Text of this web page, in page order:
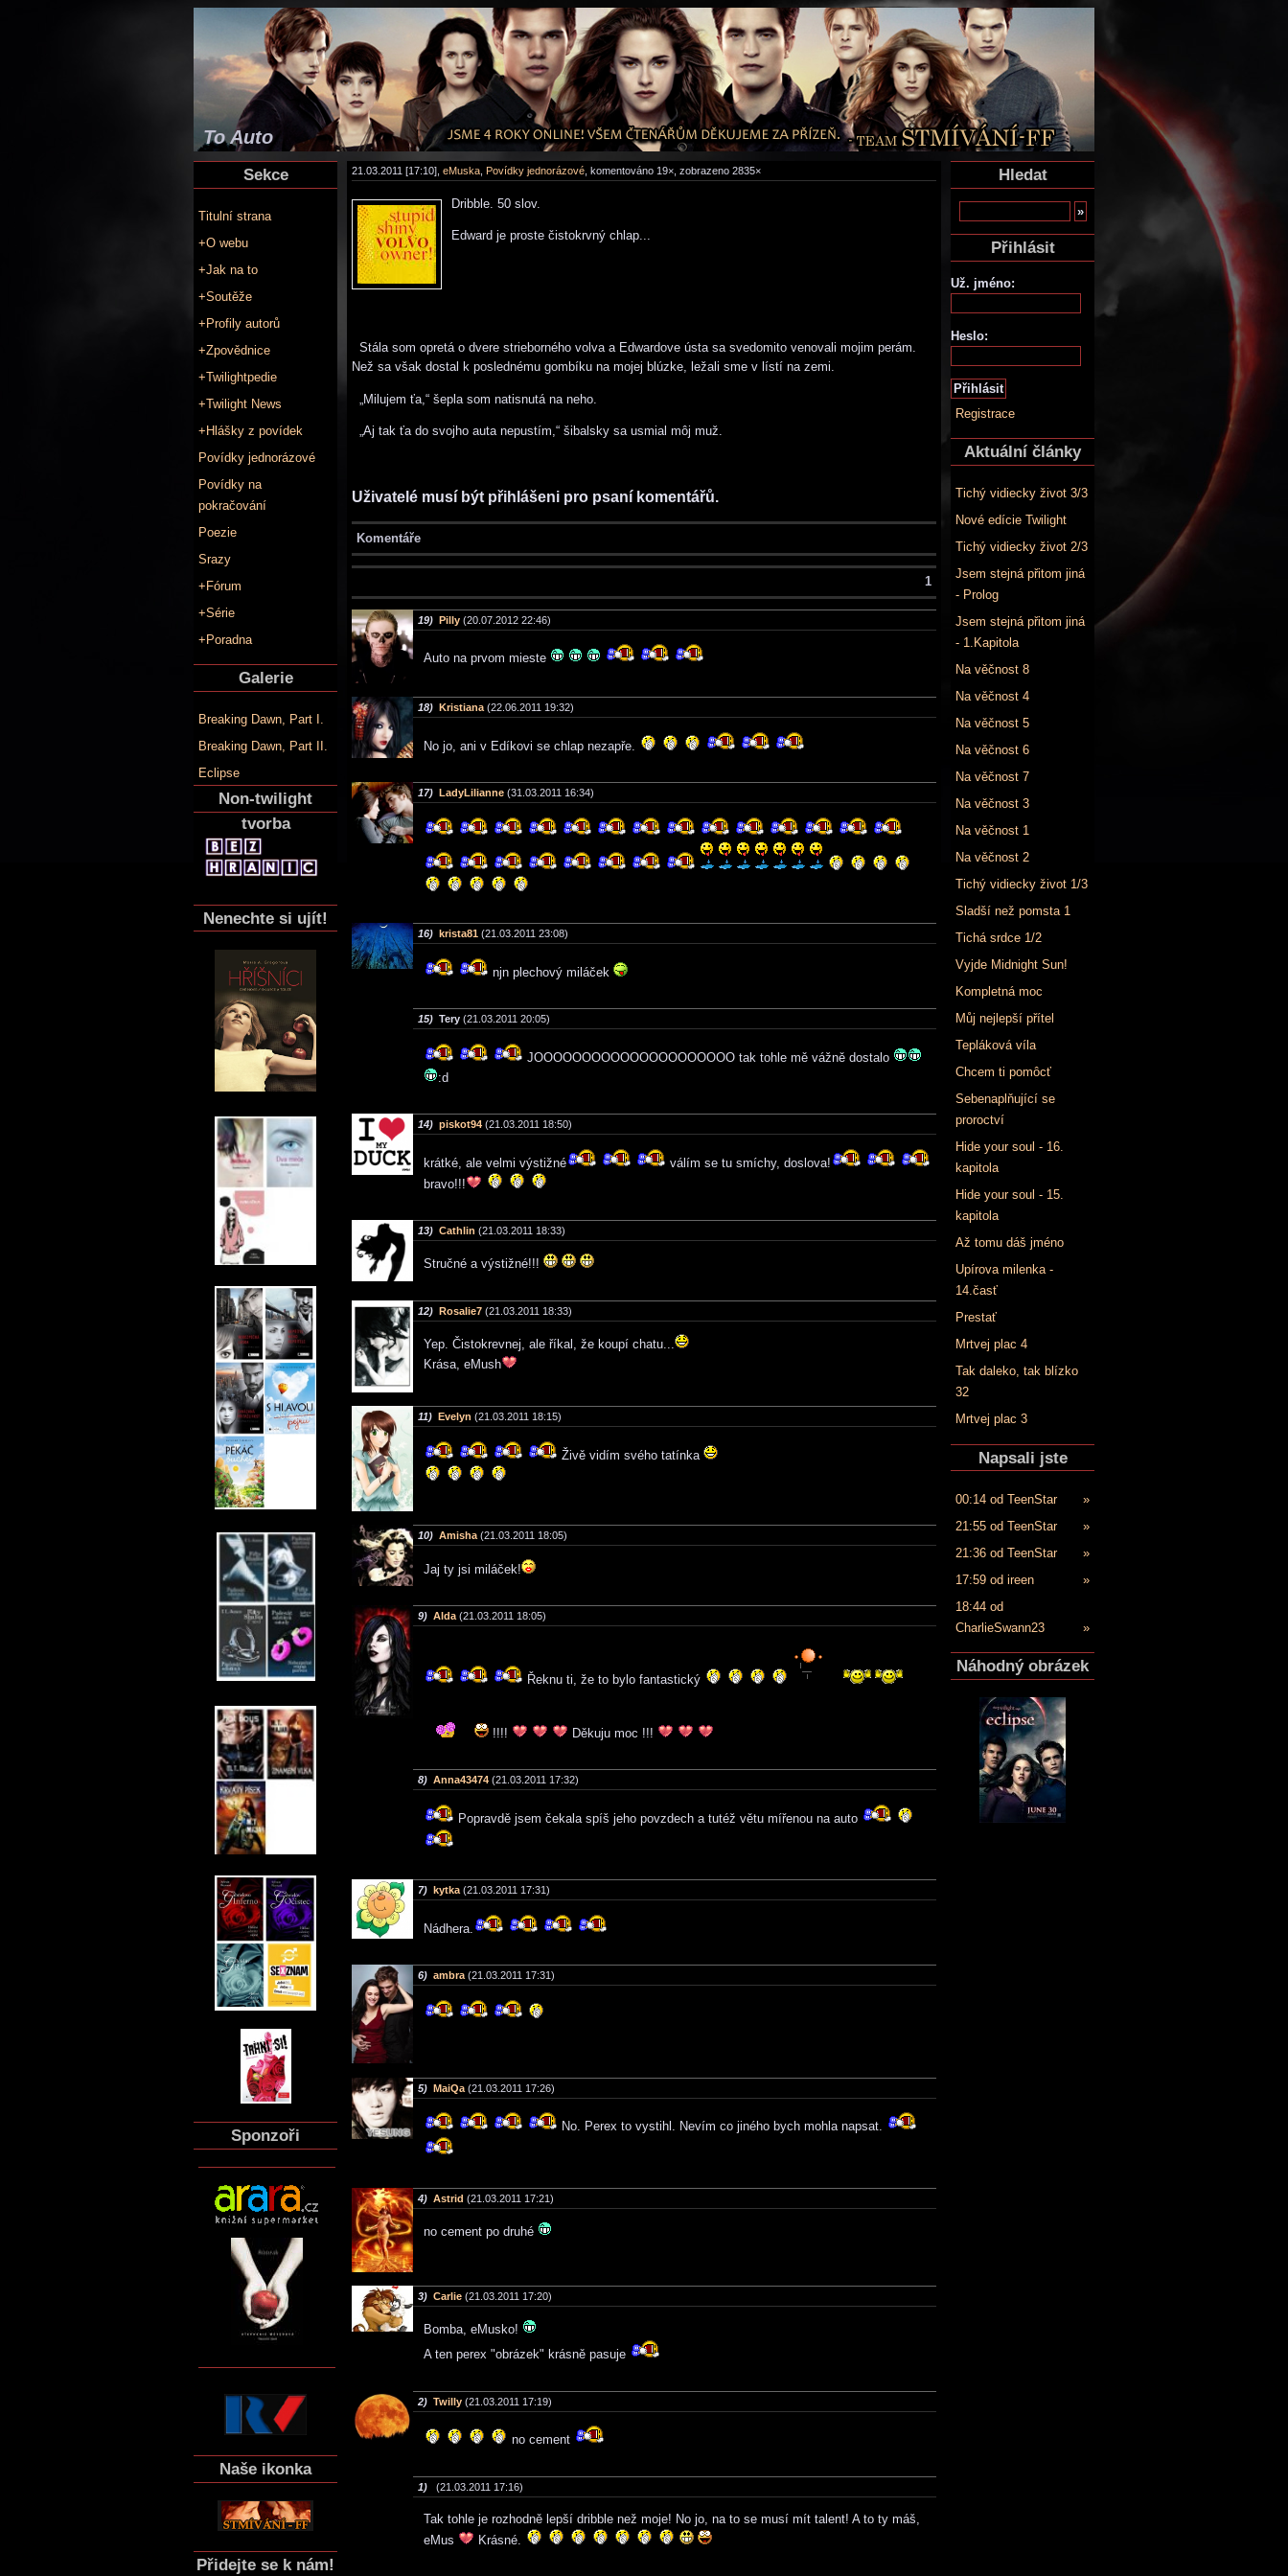
To Auto
Sekce
Titulní strana
+O webu
+Jak na to
+Soutěže
+Profily autorů
+Zpovědnice
+Twilightpedie
+Twilight News
+Hlášky z povídek
Povídky jednorázové
Povídky na
pokračování
Poezie
Srazy
+Fórum
+Série
+Poradna
Galerie
Breaking Dawn, Part I.
Breaking Dawn, Part II.
Eclipse
Non-twilight
tvorba
Nenechte si ujít!
Sponzoři
Naše ikonka
Přidejte se k nám!
21.03.2011 [17:10], eMuska Povídky jednorázové , komentováno 19×, zobrazeno 2835×
Dribble. 50 slov.
Edward je proste čistokrvný chlap...
Stála som opretá o dvere strieborného volva a Edwardove ústa sa svedomito venovali mojim perám.
Než sa však dostal k poslednému gombíku na mojej blúzke, ležali sme v lístí na zemi.
„Milujem ťa,“ šepla som natisnutá na neho.
„Aj tak ťa do svojho auta nepustím,“ šibalsky sa usmial môj muž.
Uživatelé musí být přihlášeni pro psaní komentářů.
Komentáře
1
19) Pilly (20.07.2012 22:46)
Auto na prvom mieste
18) Kristiana (22.06.2011 19:32)
No jo, ani v Edíkovi se chlap nezapře.
17) LadyLilianne (31.03.2011 16:34)
16) krista81 (21.03.2011 23:08)
njn plechový miláček
15) Tery (21.03.2011 20:05)
JOOOOOOOOOOOOOOOOOOOOO tak tohle mě vážně dostalo
:d
14) piskot94 (21.03.2011 18:50)
krátké, ale velmi výstižné
válím se tu smíchy, doslova!
bravo!!!
13) Cathlin (21.03.2011 18:33)
Stručné a výstižné!!!
12) Rosalie7 (21.03.2011 18:33)
Yep. Čistokrevnej, ale říkal, že koupí chatu...
Krása, eMush
11) Evelyn (21.03.2011 18:15)
Živě vidím svého tatínka
10) Amisha (21.03.2011 18:05)
Jaj ty jsi miláček!
9) Alda (21.03.2011 18:05)
Řeknu ti, že to bylo fantastický
!!!! Děkuju moc !!!
8) Anna43474 (21.03.2011 17:32)
Popravdě jsem čekala spíš jeho povzdech a tutéž větu mířenou na auto
7) kytka (21.03.2011 17:31)
Nádhera.
6) ambra (21.03.2011 17:31)
5) MaiQa (21.03.2011 17:26)
No. Perex to vystihl. Nevím co jiného bych mohla napsat.
4) Astrid (21.03.2011 17:21)
no cement po druhé
3) Carlie (21.03.2011 17:20)
Bomba, eMusko!
A ten perex "obrázek" krásně pasuje
2) Twilly (21.03.2011 17:19)
no cement
1) (21.03.2011 17:16)
Tak tohle je rozhodně lepší dribble než moje! No jo, na to se musí mít talent! A to ty máš,
eMus
Krásné.
Hledat
Přihlásit
Už. jméno:
Heslo:
Registrace
Aktuální články
Tichý vidiecky život 3/3
Nové edície Twilight
Tichý vidiecky život 2/3
Jsem stejná přitom jiná
- Prolog
Jsem stejná přitom jiná
- 1.Kapitola
Na věčnost 8
Na věčnost 4
Na věčnost 5
Na věčnost 6
Na věčnost 7
Na věčnost 3
Na věčnost 1
Na věčnost 2
Tichý vidiecky život 1/3
Sladší než pomsta 1
Tichá srdce 1/2
Vyjde Midnight Sun!
Kompletná moc
Můj nejlepší přítel
Tepláková víla
Chcem ti pomôcť
Sebenaplňující se
proroctví
Hide your soul - 16.
kapitola
Hide your soul - 15.
kapitola
Až tomu dáš jméno
Upírova milenka -
14.časť
Prestať
Mrtvej plac 4
Tak daleko, tak blízko
32
Mrtvej plac 3
Napsali jste
00:14 od TeenStar
»
21:55 od TeenStar
»
21:36 od TeenStar
»
17:59 od ireen
»
18:44 od
CharlieSwann23
»
Náhodný obrázek